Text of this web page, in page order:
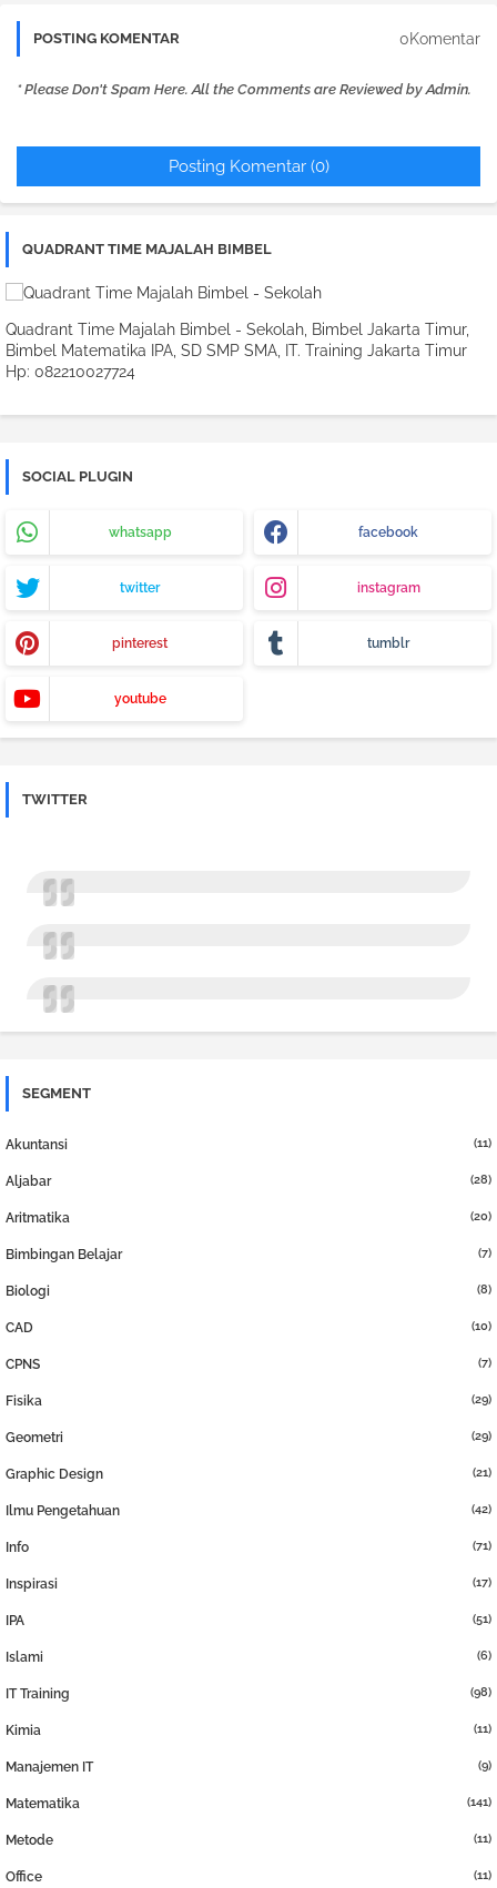
POSTING KOMENTAR 0Komentar
* Please Don't Spam Here. All the Comments are Reviewed by Admin.
Posting Komentar (0)
QUADRANT TIME MAJALAH BIMBEL
Quadrant Time Majalah Bimbel - Sekolah, Bimbel Jakarta Timur,
Bimbel Matematika IPA, SD SMP SMA, IT. Training Jakarta Timur
Hp: 082210027724
SOCIAL PLUGIN
whatsapp facebook
twitter instagram
pinterest tumblr
youtube
TWITTER
SEGMENT
Akuntansi (11)
Aljabar (28)
Aritmatika (20)
Bimbingan Belajar (7)
Biologi (8)
CAD (10)
CPNS (7)
Fisika (29)
Geometri (29)
Graphic Design (21)
Ilmu Pengetahuan (42)
Info (71)
Inspirasi (17)
IPA (51)
Islami (6)
IT Training (98)
Kimia (11)
Manajemen IT (9)
Matematika (141)
Metode (11)
Office (11)